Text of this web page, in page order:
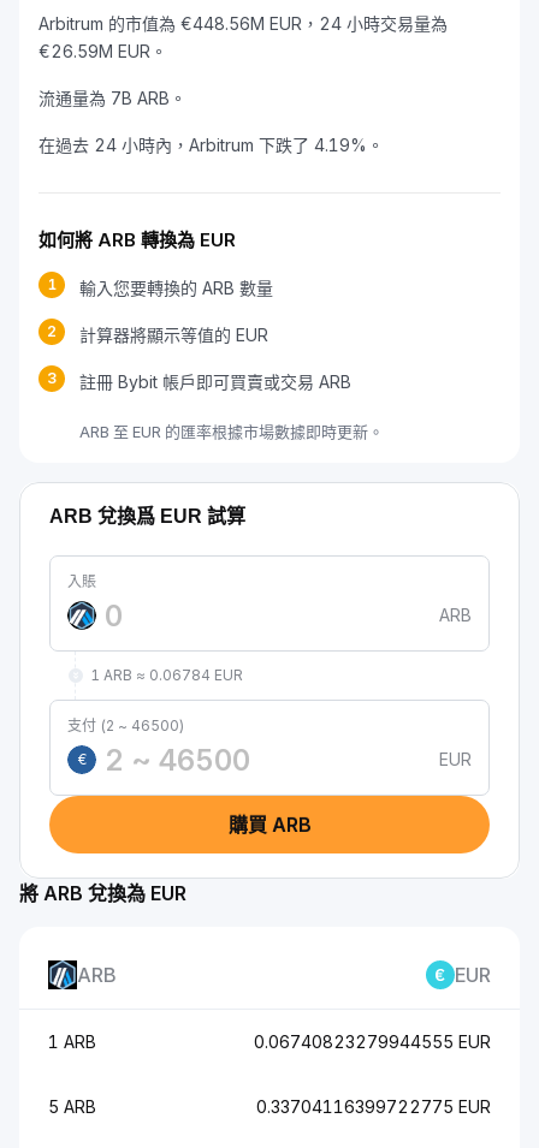
Arbitrum 的市值為 €448.56M EUR，24 小時交易量為
€26.59M EUR。
流通量為 7B ARB。
在過去 24 小時內，Arbitrum 下跌了 4.19%。
如何將 ARB 轉換為 EUR
1 輸入您要轉換的 ARB 數量
2 計算器將顯示等值的 EUR
3 註冊 Bybit 帳戶即可買賣或交易 ARB
ARB 至 EUR 的匯率根據市場數據即時更新。
ARB 兌換爲 EUR 試算
入賬
ARB
1 ARB ≈ 0.06784 EUR
支付 (2 ~ 46500)
€
EUR
購買 ARB
將 ARB 兌換為 EUR
ARB EUR
1 ARB 0.06740823279944555 EUR
5 ARB 0.33704116399722775 EUR